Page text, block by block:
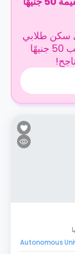
سكن طلابي
يحبونه حقًا! قم بالإحالة واكسب 50 جنيهًا